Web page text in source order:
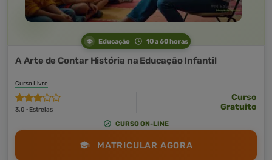
Educação 10 a 60 horas
A Arte de Contar História na Educação Infantil
Curso Livre
3,0 · Estrelas
Curso
Gratuito
CURSO ON-LINE
MATRICULAR AGORA